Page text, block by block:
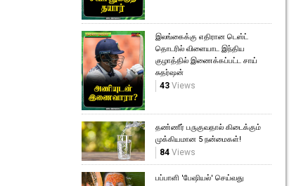
இலங்கைக்கு எதிரான டெஸ்ட்
தொடரில் விளையாட இந்திய
குழாத்தில் இணைக்கப்பட்ட சாய்
சுதர்ஷன்
43 Views
தண்ணீர் பருகுவதால் கிடைக்கும்
முக்கியமான 5 நன்மைகள்!
84 Views
பப்பாளி 'பேஷியல்' செய்வது